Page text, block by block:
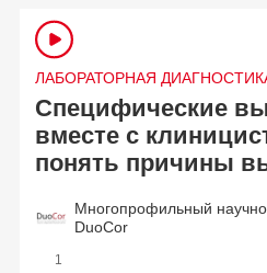
ЛАБОРАТОРНАЯ
Специфические
вместе с
понять причины
Многопрофильный
DuoCor
1